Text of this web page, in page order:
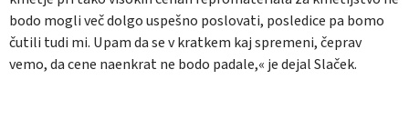
bodo mogli več dolgo uspešno poslovati, posledice pa bomo
čutili tudi mi. Upam da se v kratkem kaj spremeni, čeprav
vemo, da cene naenkrat ne bodo padale,« je dejal Slaček.